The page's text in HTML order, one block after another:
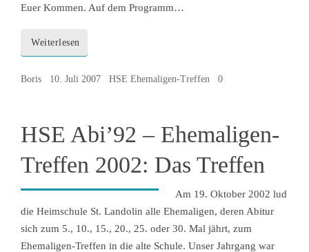
Euer Kommen. Auf dem Programm…
Weiterlesen
Boris 10. Juli 2007 HSE Ehemaligen-Treffen 0
HSE Abi’92 – Ehemaligen-
Treffen 2002: Das Treffen
Am 19. Oktober 2002 lud
die Heimschule St. Landolin alle Ehemaligen, deren Abitur
sich zum 5., 10., 15., 20., 25. oder 30. Mal jährt, zum
Ehemaligen-Treffen in die alte Schule. Unser Jahrgang war